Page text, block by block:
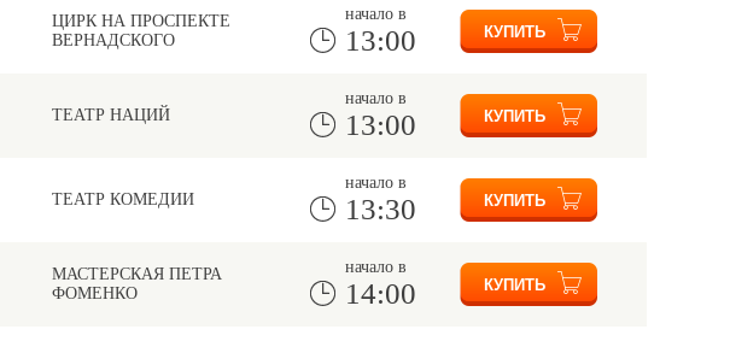
ЦИРК НА ПРОСПЕКТЕ
ВЕРНАДСКОГО
начало в
13:00
ТЕАТР НАЦИЙ
начало в
13:00
ТЕАТР КОМЕДИИ
начало в
13:30
МАСТЕРСКАЯ ПЕТРА
ФОМЕНКО
начало в
14:00